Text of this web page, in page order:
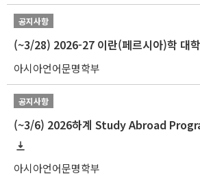
공지사항
(~3/28) 2026-27 이란(페르시아)학 대
아시아언어문명학부
공지사항
아시아언어문명학부